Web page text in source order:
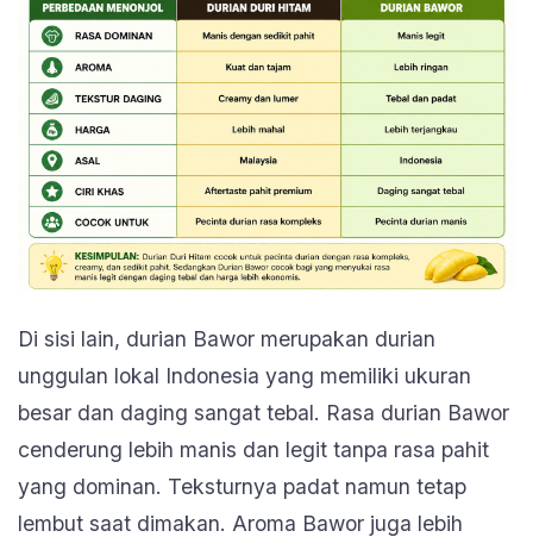
Di sisi lain, durian Bawor merupakan durian
unggulan lokal Indonesia yang memiliki ukuran
besar dan daging sangat tebal. Rasa durian Bawor
cenderung lebih manis dan legit tanpa rasa pahit
yang dominan. Teksturnya padat namun tetap
lembut saat dimakan. Aroma Bawor juga lebih